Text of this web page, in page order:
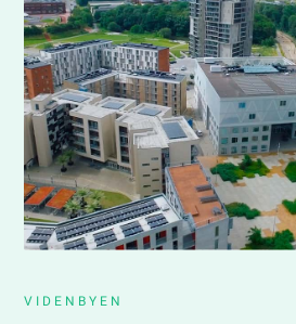
VIDENBYEN